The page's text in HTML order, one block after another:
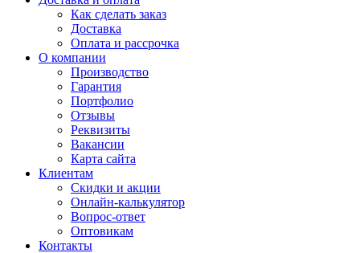
Как сделать заказ
Доставка
Оплата и рассрочка
О компании
Производство
Гарантия
Портфолио
Отзывы
Реквизиты
Вакансии
Карта сайта
Клиентам
Скидки и акции
Онлайн-калькулятор
Вопрос-ответ
Оптовикам
Контакты